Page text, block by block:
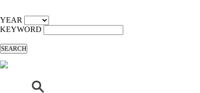
YEAR
KEYWORD
SEARCH